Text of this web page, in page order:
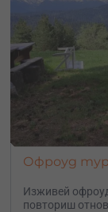
Офроуд тур
Изживей
повториш